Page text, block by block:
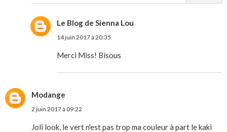
Le Blog de Sienna Lou
14 juin 2017 à 20:35
Merci Miss! Bisous
Modange
2 juin 2017 à 09:22
Joli look, le vert n'est pas trop ma couleur à part le kaki